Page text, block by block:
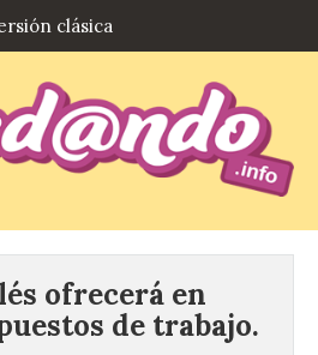
clásica
ofrecerá en
de trabajo.